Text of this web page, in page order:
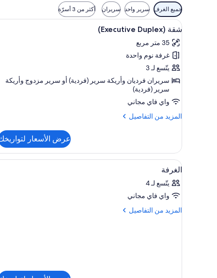
عوامل
التصفية
المتاحة
للغرف
جميع الغرف سرير واحد سريران أكثر من 3 أسرّة
استعراض
جميع
صور
شقة
(Executive
Duplex)
أغطية فراش متميزة وخزنة داخل
7
شقة (Executive Duplex)
35 متر مربع
غرفة نوم واحدة
يتّسع لـ 3
سريران فرديان‫‬ وأريكة سرير (فردية)‫‬ أو سرير مزدوج‫‬ وأريكة
سرير (فردية)
واي فاي مجاني
المزيد من التفاصيل
المزيد
شقة
(Executive
Duplex)
عرض الأسعار
استعراض
جميع
صور
الغرفة
أغطية فراش متميزة وخزنة داخل
10
الغرفة
يتّسع لـ 4
واي فاي مجاني
المزيد من التفاصيل
المزيد